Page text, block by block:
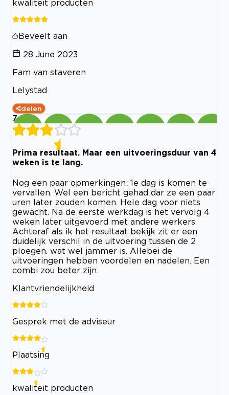
kwaliteit producten
Beveelt aan
28 June 2023
Fam van staveren
Lelystad
delen
7
Prima resultaat. Maar een uitvoeringsduur van 4
weken is te lang.
Nog een paar opmerkingen: 1e dag is komen te
vervallen. Wel een bericht gehad dar ze een paar
uren later zouden komen. Hele dag voor niets
gewacht. Na de eerste werkdag is het vervolg 4
weken later uitgevoerd met andere werkers.
Achteraf als ik het resultaat bekijk zit er een
duidelijk verschil in de uitvoering tussen de 2
ploegen. wat wel jammer is. Allebei de
uitvoeringen hebben voordelen en nadelen. Een
combi zou beter zijn.
Klantvriendelijkheid
Gesprek met de adviseur
Plaatsing
kwaliteit producten